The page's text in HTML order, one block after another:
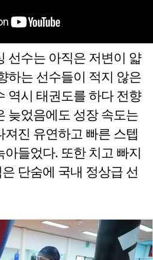
선수는 아직은 저변이 얇
하는 선수들이 적지 않은
역시 태권도를 하다 전향
늦었음에도 성장 속도는
진 유연하고 빠른 스텝
들었다. 또한 치고 빠지
단숨에 국내 정상급 선